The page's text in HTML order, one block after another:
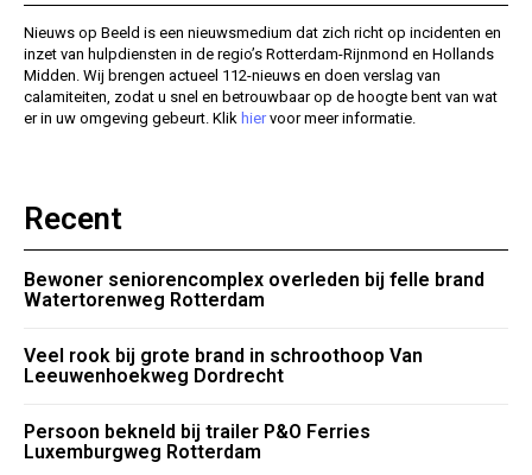
Nieuws op Beeld is een nieuwsmedium dat zich richt op incidenten en
inzet van hulpdiensten in de regio’s Rotterdam-Rijnmond en Hollands
Midden. Wij brengen actueel 112-nieuws en doen verslag van
calamiteiten, zodat u snel en betrouwbaar op de hoogte bent van wat
er in uw omgeving gebeurt. Klik hiervoor meer informatie.
Recent
Bewoner seniorencomplex overleden bij felle brand
Watertorenweg Rotterdam
Veel rook bij grote brand in schroothoop Van
Leeuwenhoekweg Dordrecht
Persoon bekneld bij trailer P&O Ferries
Luxemburgweg Rotterdam